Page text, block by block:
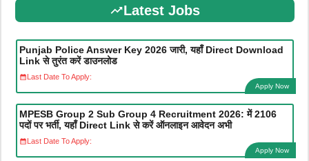
Latest Jobs
Punjab Police Answer Key 2026 जारी, यहाँ Direct Download
Link से तुरंत करें डाउनलोड
Last Date To Apply:
Apply Now
MPESB Group 2 Sub Group 4 Recruitment 2026: में 2106
पदों पर भर्ती, यहाँ Direct Link से करें ऑनलाइन आवेदन अभी
Last Date To Apply:
Apply Now